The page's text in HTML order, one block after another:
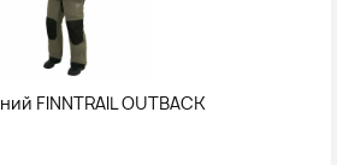
FINNTRAIL OUTBACK